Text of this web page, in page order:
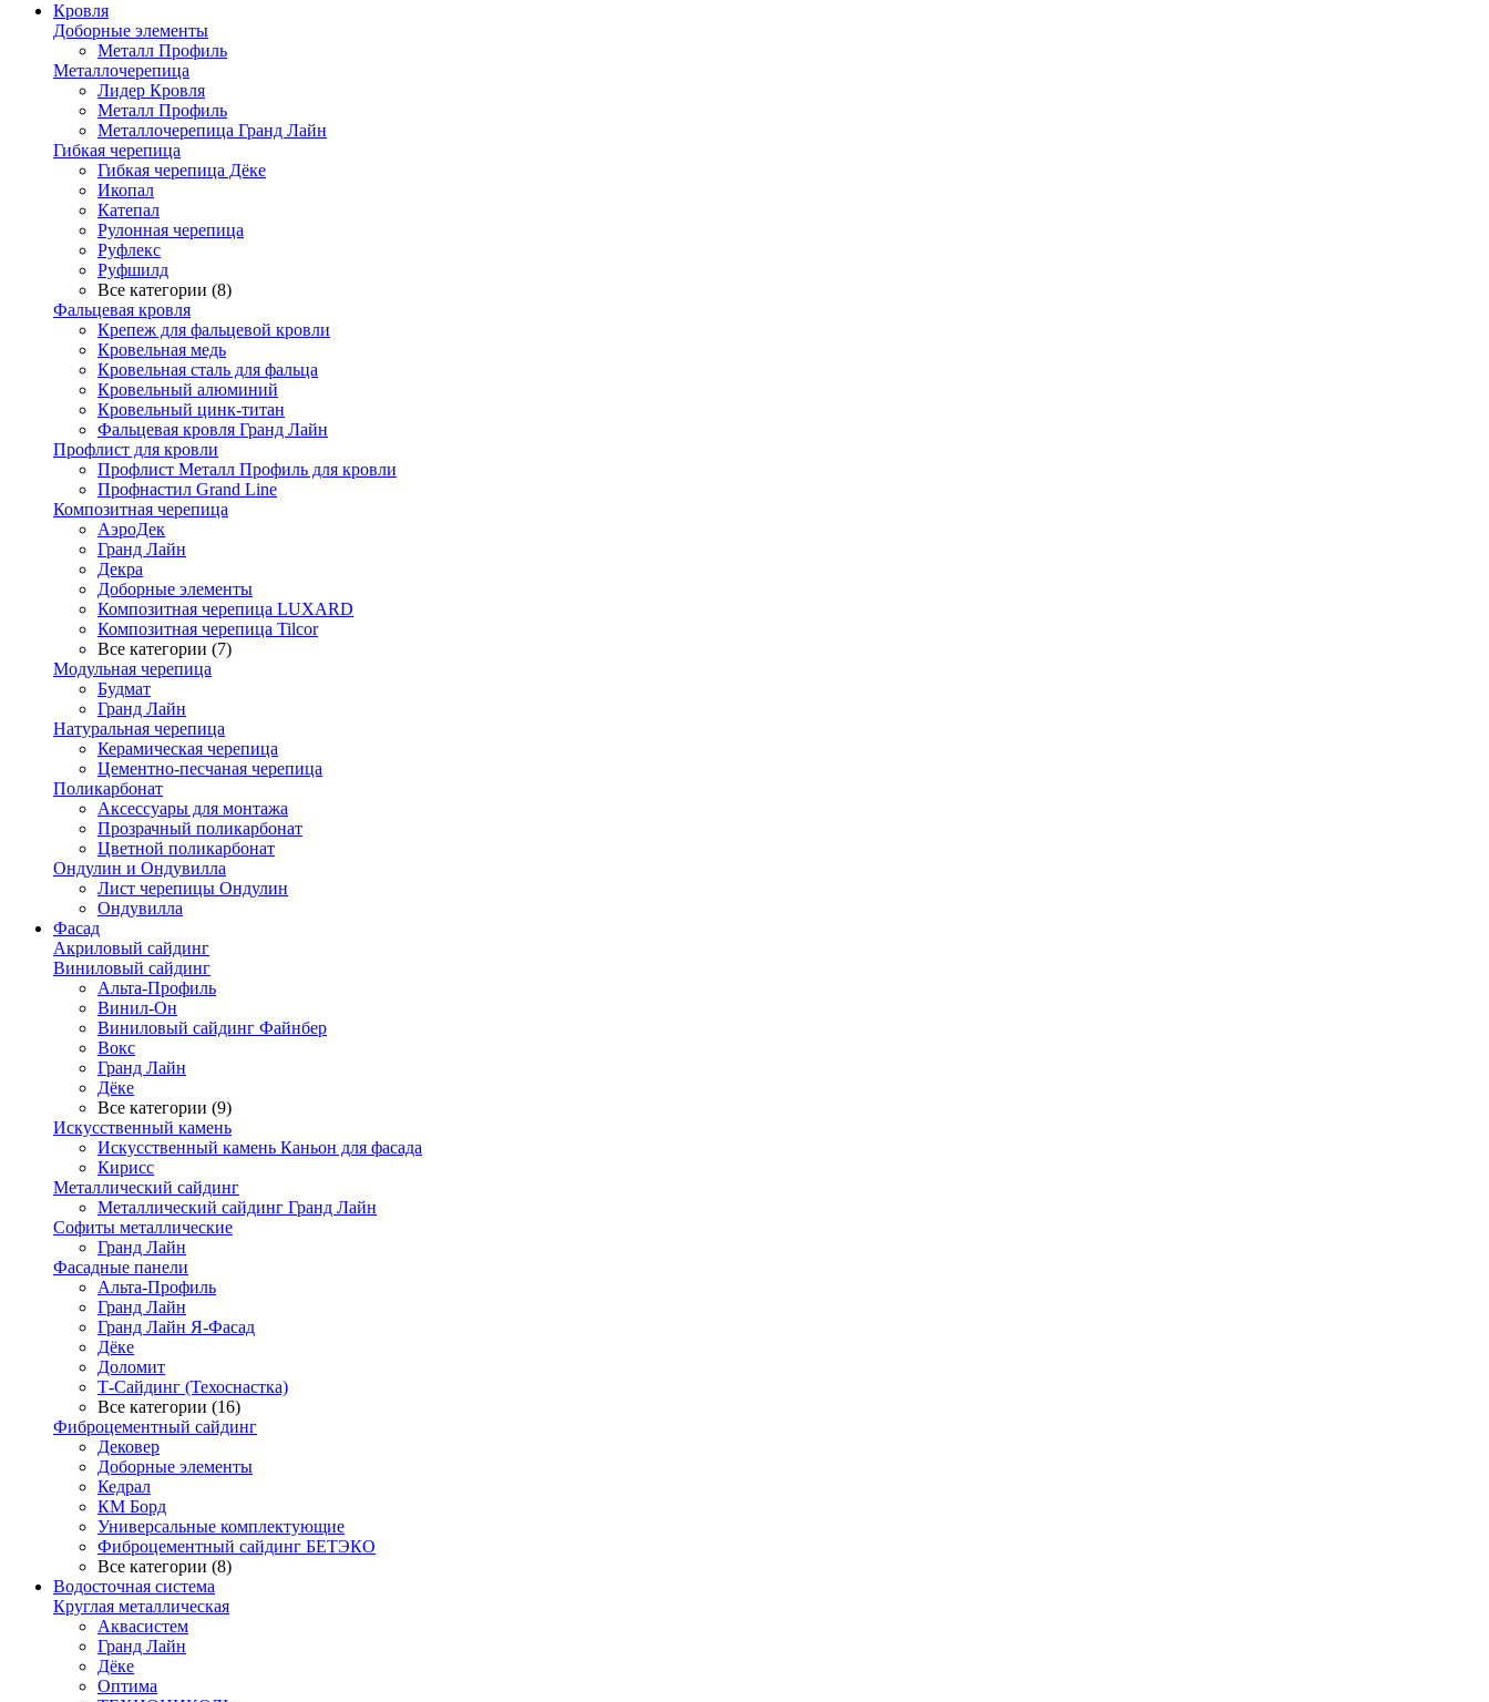
Кровля
Доборные элементы
Металл Профиль
Металлочерепица
Лидер Кровля
Металл Профиль
Металлочерепица Гранд Лайн
Гибкая черепица
Гибкая черепица Дёке
Икопал
Катепал
Рулонная черепица
Руфлекс
Руфшилд
Все категории (8)
Фальцевая кровля
Крепеж для фальцевой кровли
Кровельная медь
Кровельная сталь для фальца
Кровельный алюминий
Кровельный цинк-титан
Фальцевая кровля Гранд Лайн
Профлист для кровли
Профлист Металл Профиль для кровли
Профнастил Grand Line
Композитная черепица
АэроДек
Гранд Лайн
Декра
Доборные элементы
Композитная черепица LUXARD
Композитная черепица Tilcor
Все категории (7)
Модульная черепица
Будмат
Гранд Лайн
Натуральная черепица
Керамическая черепица
Цементно-песчаная черепица
Поликарбонат
Аксессуары для монтажа
Прозрачный поликарбонат
Цветной поликарбонат
Ондулин и Ондувилла
Лист черепицы Ондулин
Ондувилла
Фасад
Акриловый сайдинг
Виниловый сайдинг
Альта-Профиль
Винил-Он
Виниловый сайдинг Файнбер
Вокс
Гранд Лайн
Дёке
Все категории (9)
Искусственный камень
Искусственный камень Каньон для фасада
Кирисс
Металлический сайдинг
Металлический сайдинг Гранд Лайн
Софиты металлические
Гранд Лайн
Фасадные панели
Альта-Профиль
Гранд Лайн
Гранд Лайн Я-Фасад
Дёке
Доломит
Т-Сайдинг (Техоснастка)
Все категории (16)
Фиброцементный сайдинг
Дековер
Доборные элементы
Кедрал
КМ Борд
Универсальные комплектующие
Фиброцементный сайдинг БЕТЭКО
Все категории (8)
Водосточная система
Круглая металлическая
Аквасистем
Гранд Лайн
Дёке
Оптима